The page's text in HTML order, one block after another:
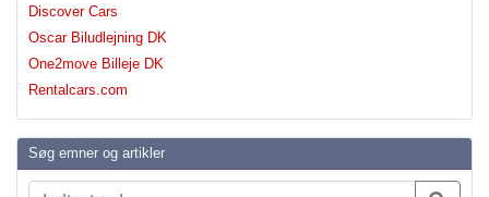
Discover Cars
Oscar Biludlejning DK
One2move Billeje DK
Rentalcars.com
Søg emner og artikler